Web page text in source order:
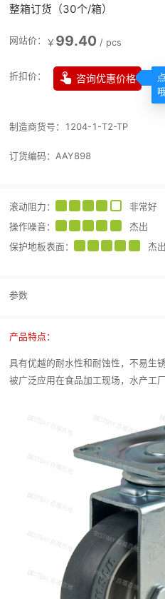
整箱订货（30个/箱）
网站价： ￥ 99.40 / pcs
折扣价：  咨询优惠价格
制造商货号： 1204-1-T2-TP
订货编码： AAY898
滚动阻力 ：
非常好
操作噪音 ：
杰出
保护地板表面 ： 杰出
参数
产品特点：
具有优越的耐水性和耐蚀性，不易生
被广泛应用在食品加工现场，水产工